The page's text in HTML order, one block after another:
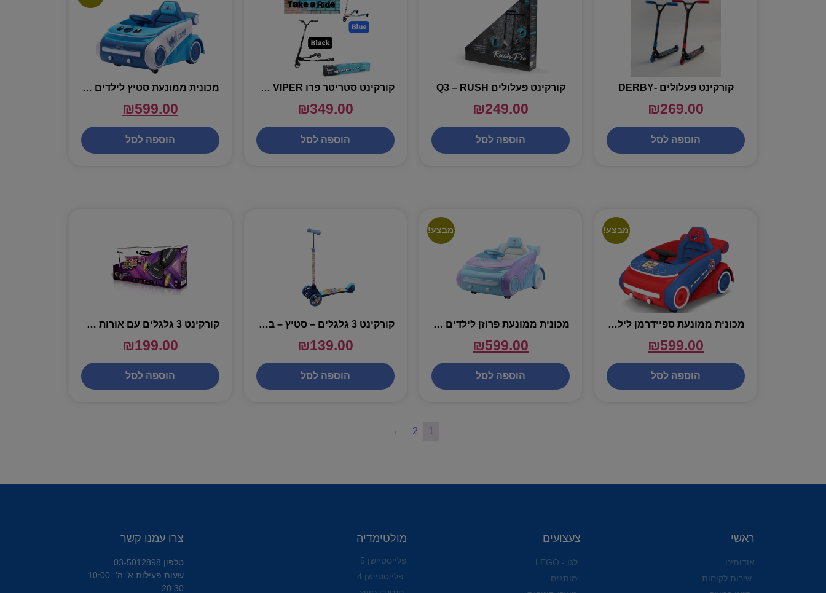
קורקינט פעלולים -DERBY
₪269.00
הוספה לסל
קורקינט פעלולים Q3 – RUSH
₪249.00
הוספה לסל
קורקינט סטריטר פרו STREETER PRO – VIPER
₪349.00
הוספה לסל
מכונית ממונעת סטיץ לילדים עם אורות וצלילים – 6V
₪599.00
הוספה לסל
מבצע!
מכונית ממונעת ספיידרמן לילדים עם אורות וצלילים – 6V
₪599.00
הוספה לסל
מבצע!
מכונית ממונעת פרוזן לילדים עם אורות וצלילים – 6V
₪599.00
הוספה לסל
קורקינט 3 גלגלים – סטיץ – באלי טוי SPIN ROYAL
₪139.00
הוספה לסל
קורקינט 3 גלגלים עם אורות פרמיום – VIPER
₪199.00
הוספה לסל
1
2
←
ראשי
אודותינו
שירות לקוחות
צעצועים
לגו - LEGO
מותגים
מולטימדיה
פלייסטיישן 5
פלייסטיישן 4
צרו עמנו קשר
טלפון 03-5012898
שעות פעילות א’-ה’ 10:00-
20:30